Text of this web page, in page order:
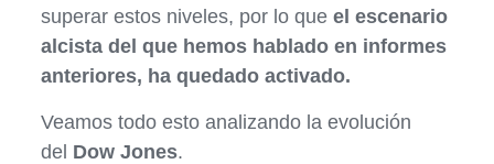
superar estos niveles, por lo que el escenario
alcista del que hemos hablado en informes
anteriores, ha quedado activado.
Veamos todo esto analizando la evolución
del Dow Jones.